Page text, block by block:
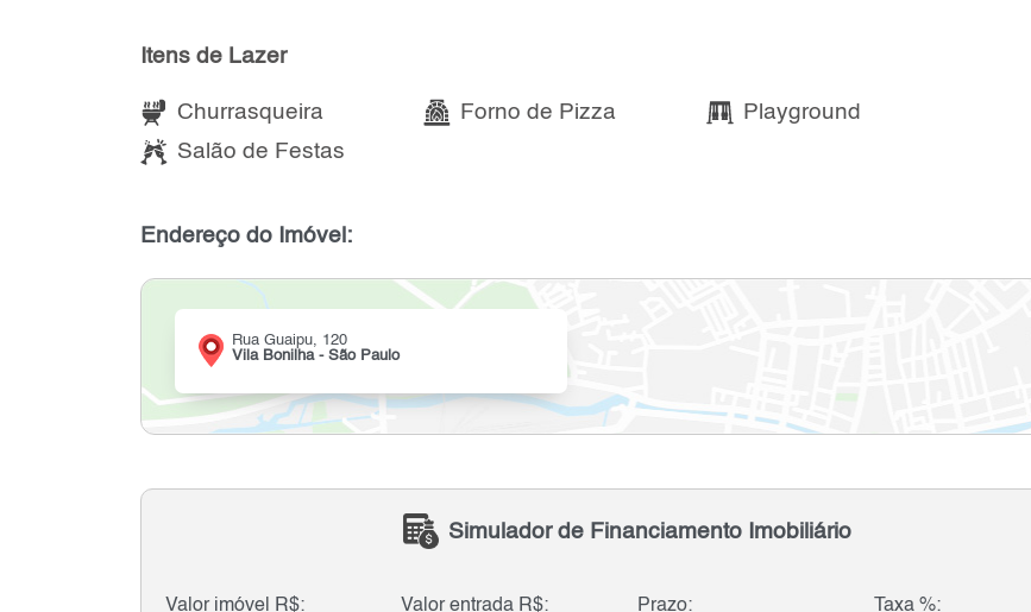
Itens de Lazer
Churrasqueira Forno de Pizza
Playground
Salão de Festas
Endereço do Imóvel:
Rua Guaipu, 120
Vila Bonilha - São Paulo
Simulador de Financiamento Imobiliário
Valor imóvel R$: Valor entrada R$: Prazo: Taxa %: